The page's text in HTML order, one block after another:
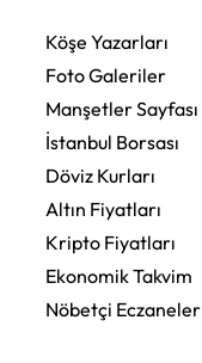
Köşe Yazarları
Foto Galeriler
Manşetler Sayfası
İstanbul Borsası
Döviz Kurları
Altın Fiyatları
Kripto Fiyatları
Ekonomik Takvim
Nöbetçi Eczaneler